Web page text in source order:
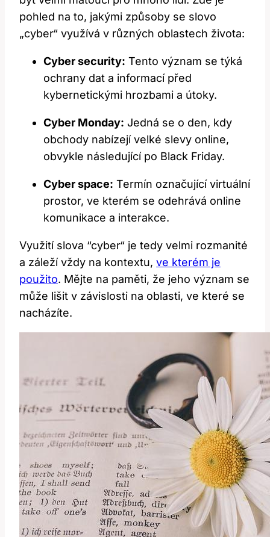
pohled na to, jakými způsoby se slovo
„cyber“ využívá v různých oblastech života:
Cyber security: Tento význam se týká
ochrany dat a informací před​
kybernetickými hrozbami a útoky.
Cyber Monday: Jedná​ se o den,⁢ kdy
obchody⁤ nabízejí velké slevy online,
obvykle následující po Black Friday.
Cyber space: Termín označující virtuální
prostor, ve ​kterém se odehrává online
komunikace a interakce.
Využití slova ⁤“cyber“ ‍je tedy velmi​ rozmanité⁤
a záleží vždy​ na kontextu, ve kterém je
použito. Mějte na paměti, že jeho význam se
může lišit v závislosti na oblasti, ve které se
nacházíte.